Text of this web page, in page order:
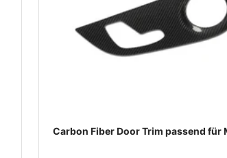
Carbon Fiber Door Trim passend für